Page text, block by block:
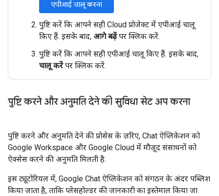
एपीआई चालू करना
पुष्टि करें कि आपने सही Cloud प्रोजेक्ट में एपीआई चालू
किए हैं. इसके बाद, आगे बढ़ेंपर क्लिक करें.
पुष्टि करें कि आपने सही एपीआई चालू किए हैं. इसके बाद,
चालू करेंपर क्लिक करें.
पुष्टि करने और अनुमति देने की सुविधा सेट अप करना
पुष्टि करने और अनुमति देने की प्रोसेस के ज़रिए, Chat ऐप्लिकेशन को
Google Workspace और Google Cloud में मौजूद संसाधनों को
ऐक्सेस करने की अनुमति मिलती है.
इस ट्यूटोरियल में, Google Chat ऐप्लिकेशन को संगठन के अंदर पब्लिश
किया जाता है, ताकि प्लेसहोल्डर की जानकारी का इस्तेमाल किया जा